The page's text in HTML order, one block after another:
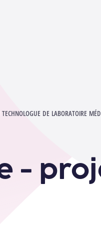
TECHNOLOGUE DE LABORATOIRE
-